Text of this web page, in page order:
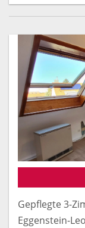
Gepflegte 3-
Eggenstein-